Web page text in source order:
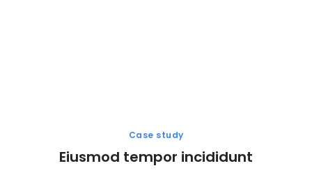
Case study
Eiusmod tempor incididunt